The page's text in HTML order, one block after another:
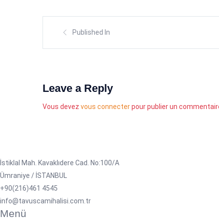
Published In
Leave a Reply
Vous devez vous connecterpour publier un
İstiklal Mah. Kavaklıdere Cad. No:100/A
Ümraniye / İSTANBUL
+90(216)461 4545
info@tavuscamihalisi.com.tr
Menü